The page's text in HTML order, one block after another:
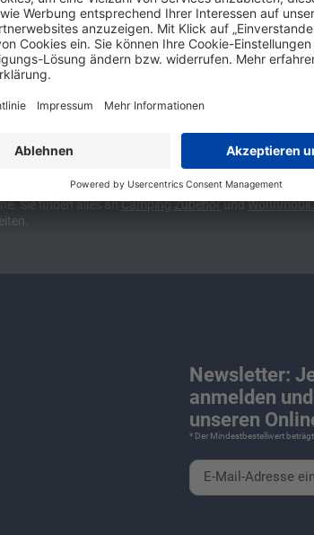
und Stuttgart, 10 Minuten vor der Stadtgrenze
Camper Vans, oder den puren Luxus. Ob
und Caravaning! Wohnmobilverkauf und
Sie finden alles anCampingZubehörundWohnmobil
Newsletter:
anmelden
unseren
* Der Mindestbestellwert